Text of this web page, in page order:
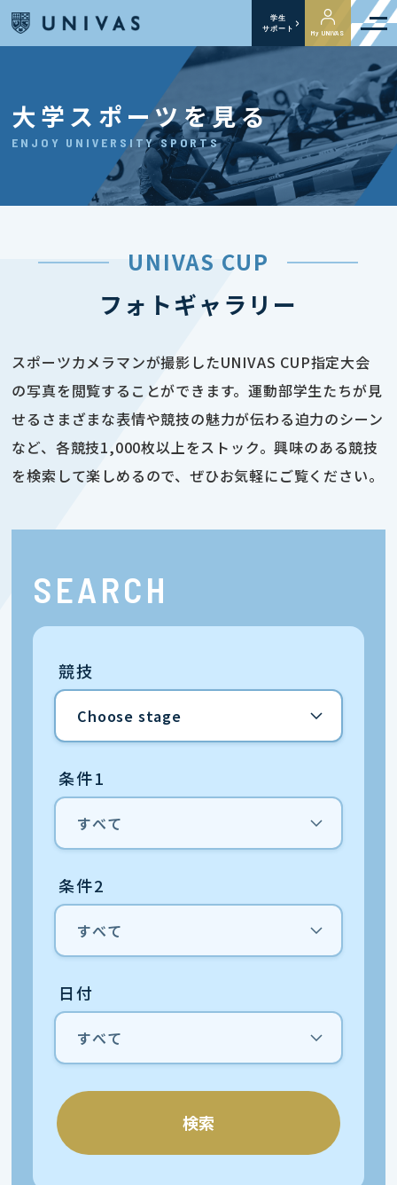
学生
サポート
My UNIVAS
大学スポーツを見る
ENJOY UNIVERSITY SPORTS
UNIVAS CUP
フォトギャラリー
スポーツカメラマンが撮影したUNIVAS CUP指定大会
の写真を閲覧することができます。運動部学生たちが見
せるさまざまな表情や競技の魅力が伝わる迫力のシーン
など、各競技1,000枚以上をストック。興味のある競技
を検索して楽しめるので、ぜひお気軽にご覧ください。
SEARCH
競技
条件1
条件2
日付
検索